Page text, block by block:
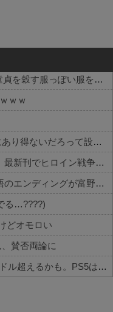
【花騎士】 むちむち×ほぼ痴女… ＆童貞を穀す服っぽい服をきたホウオウボクへの反応！！！
ｗｗ
【衝撃】 ガンダムSEEDさん、絶対にあり得ないだろって設定がこちらｗｗｗ
【画像】 『とある魔術の禁書目録』、最新刊でヒロイン戦争決着ｗｗｗｗｗ
【画像あり】 リーンの翼とかいう物語のエンディングが富野作品の中でも屈指の美しさを誇る作品
る…????)
どオモロい
賛否両論に
多根「Switch2、499ドルでも安い800ドル超えるかも。PS5は直近での値上げ可能性低い」